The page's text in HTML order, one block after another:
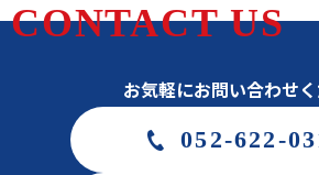
CONTACT US
お気軽にお問い合わせ
052-622-